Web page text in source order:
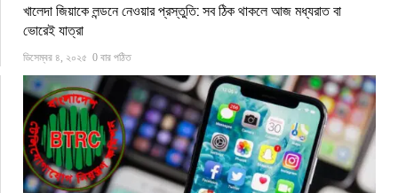
খালেদা জিয়াকে লন্ডনে নেওয়ার প্রস্তুতি: সব ঠিক থাকলে আজ মধ্যরাত বা
ভোরেই যাত্রা
ডিসেম্বর ৪, ২০২৫ 0 বার পঠিত